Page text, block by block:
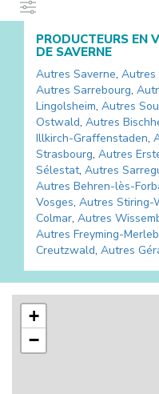
PRODUCTEURS EN
DE SAVERNE
Autres Saverne, Autres
Autres Sarrebourg,
Lingolsheim, Autres
Ostwald, Autres
Illkirch-Graffenstaden,
Strasbourg, Autres
Sélestat, Autres
Autres Behren-lès-
Vosges, Autres Stiring-
Colmar, Autres
Autres Freyming-
Creutzwald, Autres
+
−